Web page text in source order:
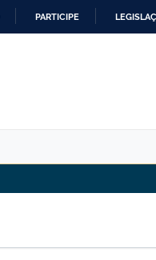
PARTICIPE